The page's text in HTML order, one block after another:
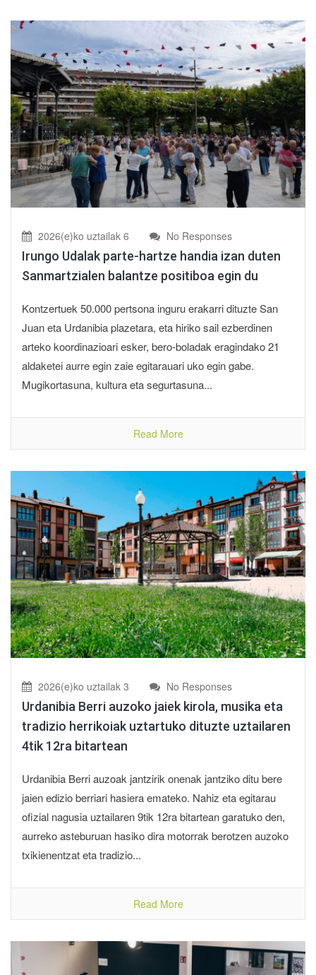
2026(e)ko uztailak 6 No Responses
Irungo Udalak parte-hartze handia izan duten
Sanmartzialen balantze positiboa egin du
Kontzertuek 50.000 pertsona inguru erakarri dituzte San
Juan eta Urdanibia plazetara, eta hiriko sail ezberdinen
arteko koordinazioari esker, bero-boladak eragindako 21
aldaketei aurre egin zaie egitarauari uko egin gabe.
Mugikortasuna, kultura eta segurtasuna...
Read More
2026(e)ko uztailak 3 No Responses
Urdanibia Berri auzoko jaiek kirola, musika eta
tradizio herrikoiak uztartuko dituzte uztailaren
4tik 12ra bitartean
Urdanibia Berri auzoak jantzirik onenak jantziko ditu bere
jaien edizio berriari hasiera emateko. Nahiz eta egitarau
ofizial nagusia uztailaren 9tik 12ra bitartean garatuko den,
aurreko asteburuan hasiko dira motorrak berotzen auzoko
txikienentzat eta tradizio...
Read More